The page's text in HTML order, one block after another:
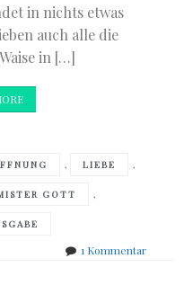
in nichts etwas
auch alle die
in […]
, LIEBE ,
GOTT ,
1 Kommentarzu